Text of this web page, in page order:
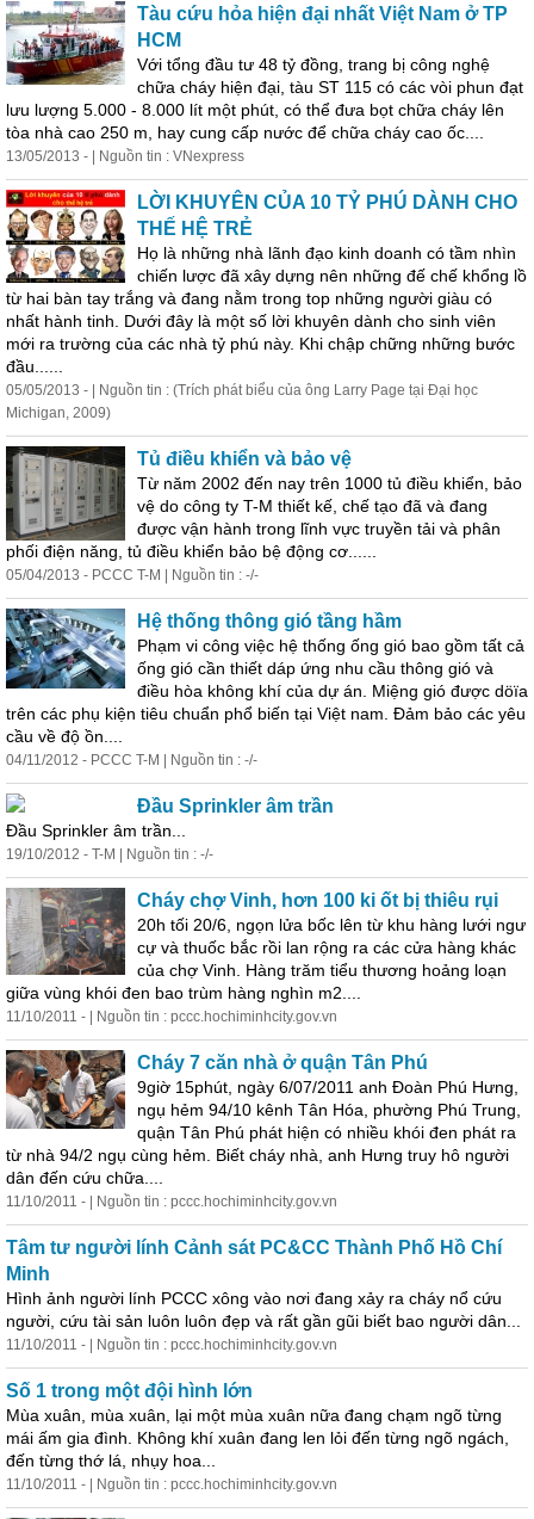
Tàu cứu hỏa hiện đại nhất Việt Nam ở TP
HCM
Với tổng đầu tư 48 tỷ đồng, trang bị công nghệ
chữa cháy hiện đại, tàu ST 115 có các vòi phun đạt
lưu lượng 5.000 - 8.000 lít một phút, có thể đưa bọt chữa cháy lên
tòa nhà cao 250 m, hay cung cấp nước để chữa cháy cao ốc....
13/05/2013 - | Nguồn tin : VNexpress
LỜI KHUYÊN CỦA 10 TỶ PHÚ DÀNH CHO
THẾ HỆ TRẺ
Họ là những nhà lãnh đạo kinh doanh có tầm nhìn
chiến lược đã xây dựng nên những đế chế khổng lồ
từ hai bàn tay trắng và đang nằm trong top những người giàu có
nhất hành tinh. Dưới đây là một số lời khuyên dành cho sinh viên
mới ra trường của các nhà tỷ phú này. Khi chập chững những bước
đầu......
05/05/2013 - | Nguồn tin : (Trích phát biểu của ông Larry Page tại Đại học
Michigan, 2009)
Tủ điều khiển và bảo vệ
Từ năm 2002 đến nay trên 1000 tủ điều khiển, bảo
vệ do công ty T-M thiết kế, chế tạo đã và đang
được vận hành trong lĩnh vực truyền tải và phân
phối điện năng, tủ điều khiển bảo bệ động cơ......
05/04/2013 - PCCC T-M | Nguồn tin : -/-
Hệ thống thông gió tầng hầm
Phạm vi công việc hệ thống ống gió bao gồm tất cả
ống gió cần thiết dáp ứng nhu cầu thông gió và
điều hòa không khí của dự án. Miệng gió được döïa
trên các phụ kiện tiêu chuẩn phổ biến tại Việt nam. Đảm bảo các yêu
cầu về độ ồn....
04/11/2012 - PCCC T-M | Nguồn tin : -/-
Đầu Sprinkler âm trần
Đầu Sprinkler âm trần...
19/10/2012 - T-M | Nguồn tin : -/-
Cháy chợ Vinh, hơn 100 ki ốt bị thiêu rụi
20h tối 20/6, ngọn lửa bốc lên từ khu hàng lưới ngư
cự và thuốc bắc rồi lan rộng ra các cửa hàng khác
của chợ Vinh. Hàng trăm tiểu thương hoảng loạn
giữa vùng khói đen bao trùm hàng nghìn m2....
11/10/2011 - | Nguồn tin : pccc.hochiminhcity.gov.vn
Cháy 7 căn nhà ở quận Tân Phú
9giờ 15phút, ngày 6/07/2011 anh Đoàn Phú Hưng,
ngụ hẻm 94/10 kênh Tân Hóa, phường Phú Trung,
quận Tân Phú phát hiện có nhiều khói đen phát ra
từ nhà 94/2 ngụ cùng hẻm. Biết cháy nhà, anh Hưng truy hô người
dân đến cứu chữa....
11/10/2011 - | Nguồn tin : pccc.hochiminhcity.gov.vn
Tâm tư người lính Cảnh sát PC&CC Thành Phố Hồ Chí
Minh
Hình ảnh người lính PCCC xông vào nơi đang xảy ra cháy nổ cứu
người, cứu tài sản luôn luôn đẹp và rất gần gũi biết bao người dân...
11/10/2011 - | Nguồn tin : pccc.hochiminhcity.gov.vn
Số 1 trong một đội hình lớn
Mùa xuân, mùa xuân, lại một mùa xuân nữa đang chạm ngõ từng
mái ấm gia đình. Không khí xuân đang len lỏi đến từng ngõ ngách,
đến từng thớ lá, nhụy hoa...
11/10/2011 - | Nguồn tin : pccc.hochiminhcity.gov.vn